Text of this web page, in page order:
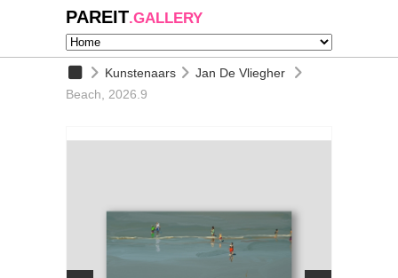
PAREIT.GALLERY
Kunstenaars
Jan De Vliegher
Beach, 2026.9